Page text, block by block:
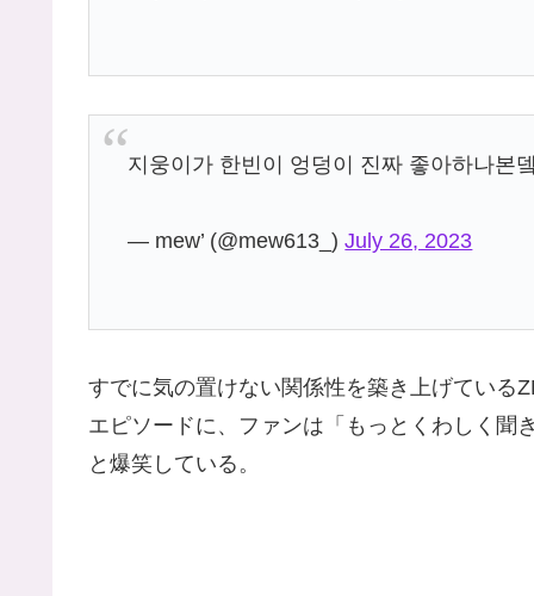
지웅이가 한빈이 엉덩이 진짜 좋아하나본
— mew’ (@mew613_)July 26, 2023
すでに気の置けない関係性を築き上げている
エピソードに、ファンは「もっとくわしく聞
と爆笑している。